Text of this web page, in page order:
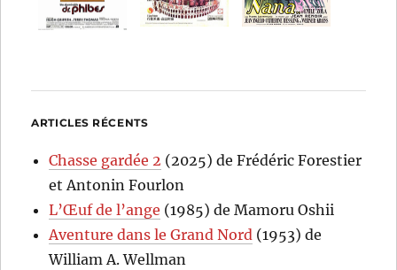
ARTICLES RÉCENTS
Chasse gardée 2 (2025) de Frédéric Forestier
et Antonin Fourlon
L’Œuf de l’ange (1985) de Mamoru Oshii
Aventure dans le Grand Nord (1953) de
William A. Wellman